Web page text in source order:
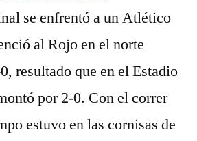
se enfrentó a un Atlético
al Rojo en el norte
resultado que en el Estadio
por 2-0. Con el correr
estuvo en las cornisas de